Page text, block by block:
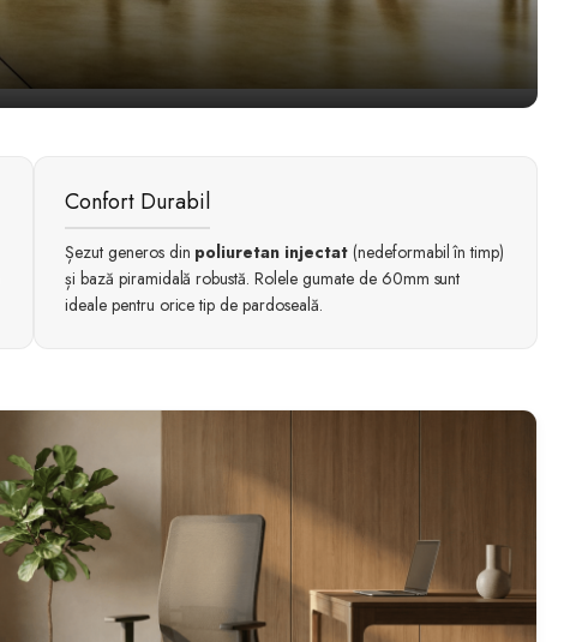
Confort Durabil
Șezut generos din poliuretan injectat(nedeformabil în timp)
și bază piramidală robustă. Rolele gumate de 60mm sunt
ideale pentru orice tip de pardoseală.